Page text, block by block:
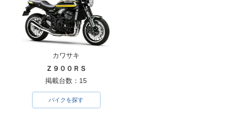
カワサキ
Ｚ９００ＲＳ
掲載台数：15
バイクを探す